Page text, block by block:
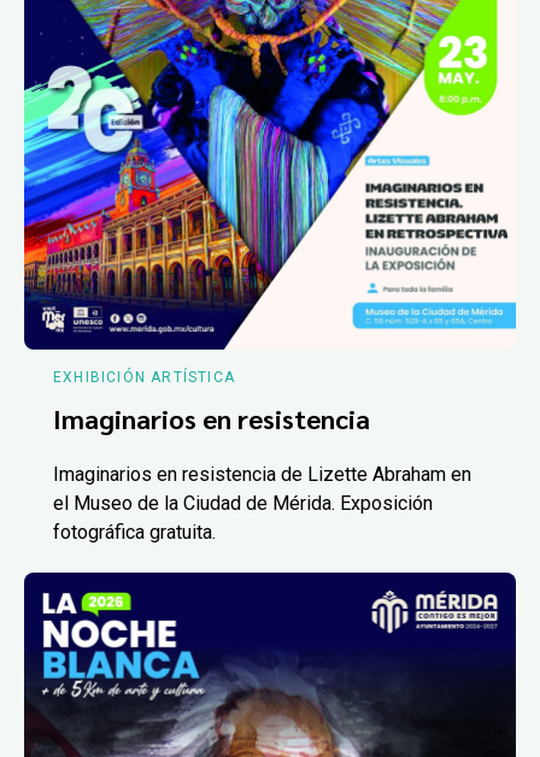
EXHIBICIÓN ARTÍSTICA
Imaginarios en resistencia
Imaginarios en resistencia de Lizette Abraham en
el Museo de la Ciudad de Mérida. Exposición
fotográfica gratuita.